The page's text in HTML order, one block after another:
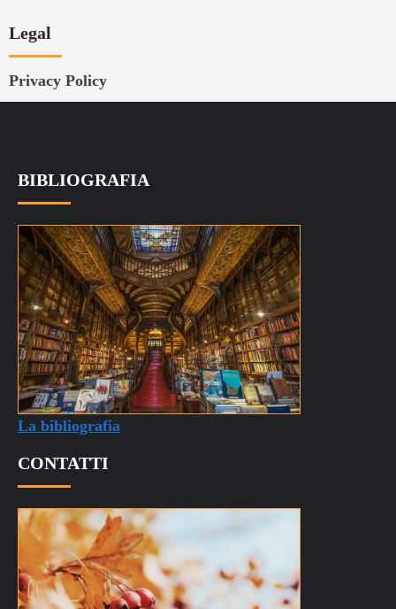
Legal
Privacy Policy
BIBLIOGRAFIA
La bibliografia
CONTATTI